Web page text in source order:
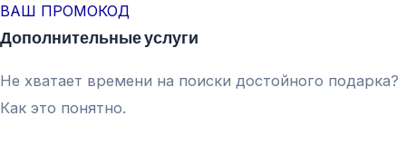
ВАШ ПРОМОКОД
Дополнительные услуги
Не хватает времени на поиски достойного подарка?
Как это понятно.